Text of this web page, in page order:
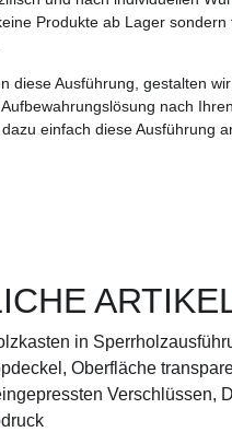
Produkte ab Lager
diese Ausführung, gestalten
nach
einfach diese Ausführung